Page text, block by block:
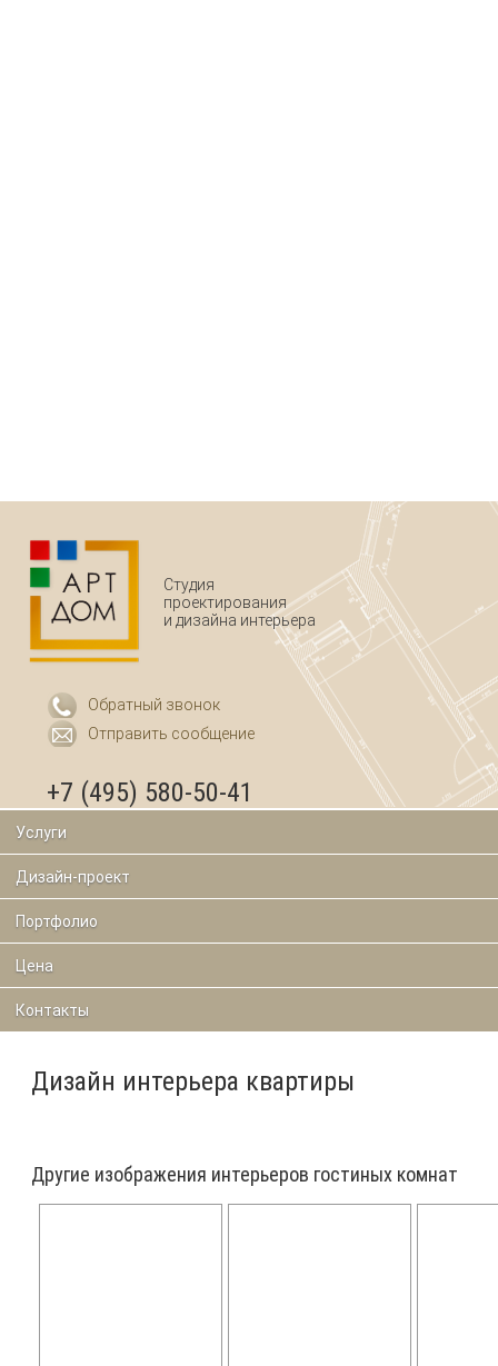
Студия
проектирования
и дизайна интерьера
Обратный звонок
Отправить сообщение
+7 (495) 580-50-41
Услуги
Дизайн-проект
Портфолио
Цена
Контакты
Дизайн интерьера квартиры
Другие изображения интерьеров гостиных комнат